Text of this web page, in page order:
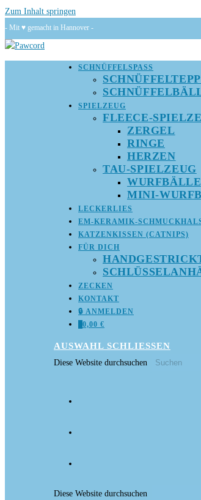
Zum Inhalt springen
- Mit ♥ gemacht in Hannover -
SCHNÜFFELSPASS
SPIELZEUG
FLEECE-
ZERGEL
RINGE
HERZEN
TAU-SPIELZEUG
WURFBÄLLE
MINI-
LECKERLIES
EM-KERAMIK-
KATZENKISSEN (CATNIPS)
FÜR DICH
ZECKEN
KONTAKT
🔒 ANMELDEN
0,00 €
AUSWAHL SCHLIESSEN
Diese Website durchsuchen
Diese Website durchsuchen